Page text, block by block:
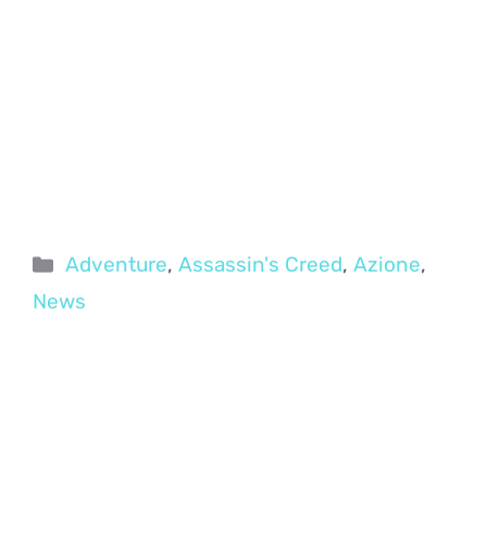
Categorie
Adventure,Assassin's Creed,Azione,
News